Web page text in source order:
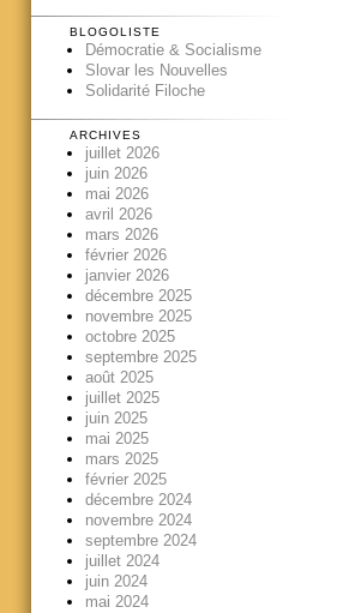
BLOGOLISTE
Démocratie & Socialisme
Slovar les Nouvelles
Solidarité Filoche
ARCHIVES
juillet 2026
juin 2026
mai 2026
avril 2026
mars 2026
février 2026
janvier 2026
décembre 2025
novembre 2025
octobre 2025
septembre 2025
août 2025
juillet 2025
juin 2025
mai 2025
mars 2025
février 2025
décembre 2024
novembre 2024
septembre 2024
juillet 2024
juin 2024
mai 2024